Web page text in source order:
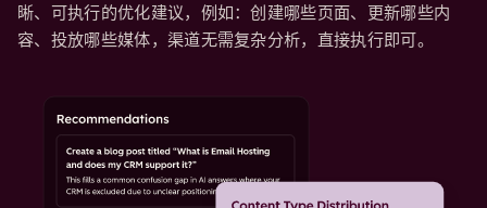
晰、可执行的优化建议，例如：创建哪些页面、更新哪些内
容、投放哪些媒体，渠道无需复杂分析，直接执行即可。